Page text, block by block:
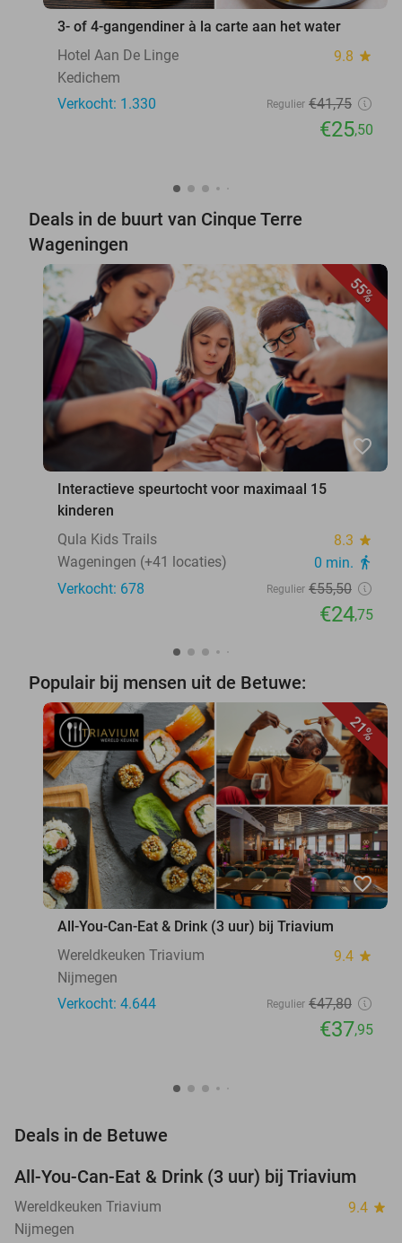
3- of 4-gangendiner à la carte aan het water
Hotel Aan De Linge
9.8 star
Kedichem
Verkocht: 1.330
Regulier €41,75
€25,50
Deals in de buurt van Cinque Terre
Wageningen
55%
favorite_border
Interactieve speurtocht voor maximaal 15
kinderen
Qula Kids Trails
8.3 star
Wageningen (+41 locaties) 0 min. directions_walk
Verkocht: 678 Regulier €55,50
€24,75
Populair bij mensen uit de Betuwe:
21%
favorite_border
All-You-Can-Eat & Drink (3 uur) bij Triavium
Wereldkeuken Triavium
9.4 star
Nijmegen
Verkocht: 4.644
Regulier €47,80
€37,95
Deals in de Betuwe
21%
All-You-Can-Eat & Drink (3 uur) bij Triavium
Wereldkeuken Triavium 9.4 star
Nijmegen